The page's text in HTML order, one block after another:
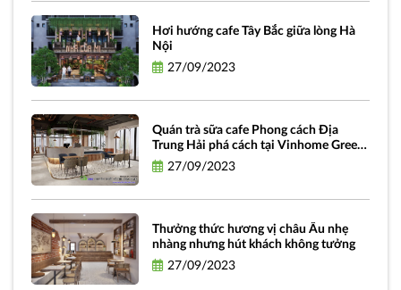
Hơi hướng cafe Tây Bắc giữa lòng Hà
Nội
27/09/2023
Quán trà sữa cafe Phong cách Địa
Trung Hải phá cách tại Vinhome Green
bay27/09/2023
Thưởng thức hương vị châu Âu nhẹ
nhàng nhưng hút khách không tưởng
27/09/2023